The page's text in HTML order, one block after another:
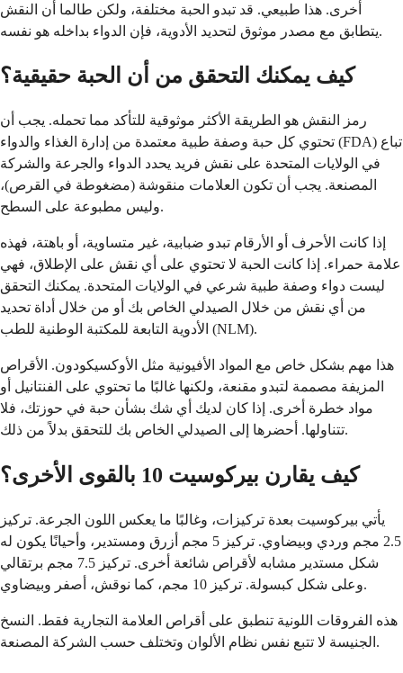
أخرى. هذا طبيعي. قد تبدو الحبة مختلفة، ولكن طالما أن النقش
يتطابق مع مصدر موثوق لتحديد الأدوية، فإن الدواء بداخله هو نفسه.
كيف يمكنك التحقق من أن الحبة حقيقية؟
رمز النقش هو الطريقة الأكثر موثوقية للتأكد مما تحمله. يجب أن
تحتوي كل حبة وصفة طبية معتمدة من إدارة الغذاء والدواء (FDA) تباع
في الولايات المتحدة على نقش فريد يحدد الدواء والجرعة والشركة
المصنعة. يجب أن تكون العلامات منقوشة (مضغوطة في القرص)،
وليس مطبوعة على السطح.
إذا كانت الأحرف أو الأرقام تبدو ضبابية، غير متساوية، أو باهتة، فهذه
علامة حمراء. إذا كانت الحبة لا تحتوي على أي نقش على الإطلاق، فهي
ليست دواء وصفة طبية شرعي في الولايات المتحدة. يمكنك التحقق
من أي نقش من خلال الصيدلي الخاص بك أو من خلال أداة تحديد
الأدوية التابعة للمكتبة الوطنية للطب (NLM).
هذا مهم بشكل خاص مع المواد الأفيونية مثل الأوكسيكودون. الأقراص
المزيفة مصممة لتبدو مقنعة، ولكنها غالبًا ما تحتوي على الفنتانيل أو
مواد خطرة أخرى. إذا كان لديك أي شك بشأن حبة في حوزتك، فلا
تتناولها. أحضرها إلى الصيدلي الخاص بك للتحقق بدلاً من ذلك.
كيف يقارن بيركوسيت 10 بالقوى الأخرى؟
يأتي بيركوسيت بعدة تركيزات، وغالبًا ما يعكس اللون الجرعة. تركيز
2.5 مجم وردي وبيضاوي. تركيز 5 مجم أزرق ومستدير، وأحيانًا يكون له
شكل مستدير مشابه لأقراص شائعة أخرى. تركيز 7.5 مجم برتقالي
وعلى شكل كبسولة. تركيز 10 مجم، كما نوقش، أصفر وبيضاوي.
هذه الفروقات اللونية تنطبق على أقراص العلامة التجارية فقط. النسخ
الجنيسة لا تتبع نفس نظام الألوان وتختلف حسب الشركة المصنعة.